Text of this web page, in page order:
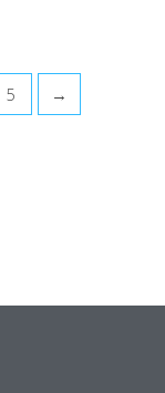
5 →